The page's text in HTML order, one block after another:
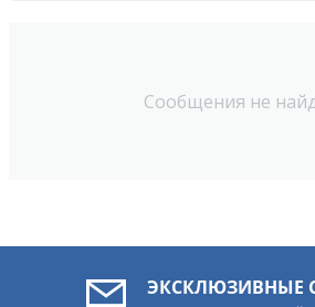
Сообщения не
ЭКСКЛЮЗИВНЫЕ